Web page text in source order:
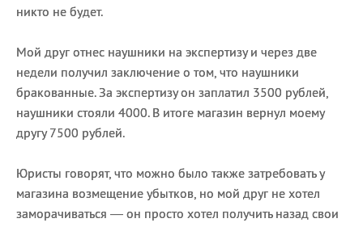
никто не будет.
Мой друг отнес наушники на экспертизу и через две
недели получил заключение о том, что наушники
бракованные. За экспертизу он заплатил 3500 рублей,
наушники стояли 4000. В итоге магазин вернул моему
другу 7500 рублей.
Юристы говорят, что можно было также затребовать у
магазина возмещение убытков, но мой друг не хотел
заморачиваться — он просто хотел получить назад свои